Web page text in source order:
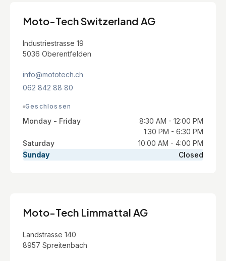
Moto-Tech Switzerland AG
Industriestrasse 19
5036 Oberentfelden
info@mototech.ch
062 842 88 80
Geschlossen
Monday - Friday
8:30 AM - 12:00 PM
1:30 PM - 6:30 PM
Saturday
10:00 AM - 4:00 PM
Sunday
Closed
Moto-Tech Limmattal AG
Landstrasse 140
8957 Spreitenbach